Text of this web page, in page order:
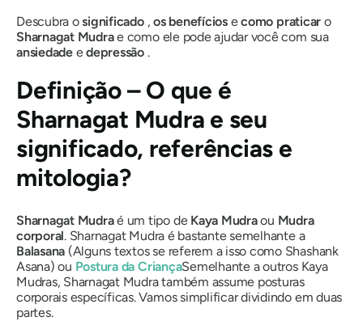
Descubra osignificado,os benefíciosecomo praticar o
Sharnagat Mudrae como ele pode ajudar você com sua
ansiedadeedepressão.
Definição – O que é
Sharnagat Mudra e seu
significado, referências e
mitologia?
Sharnagat Mudraé um tipo de Kaya Mudraou Mudra
corporal. Sharnagat Mudra é bastante semelhante a
Balasana (Alguns textos se referem a isso como Shashank
Asana) ou Postura da CriançaSemelhante a outros Kaya
Mudras, Sharnagat Mudratambém assume posturas
corporais específicas. Vamos simplificar dividindo em duas
partes.